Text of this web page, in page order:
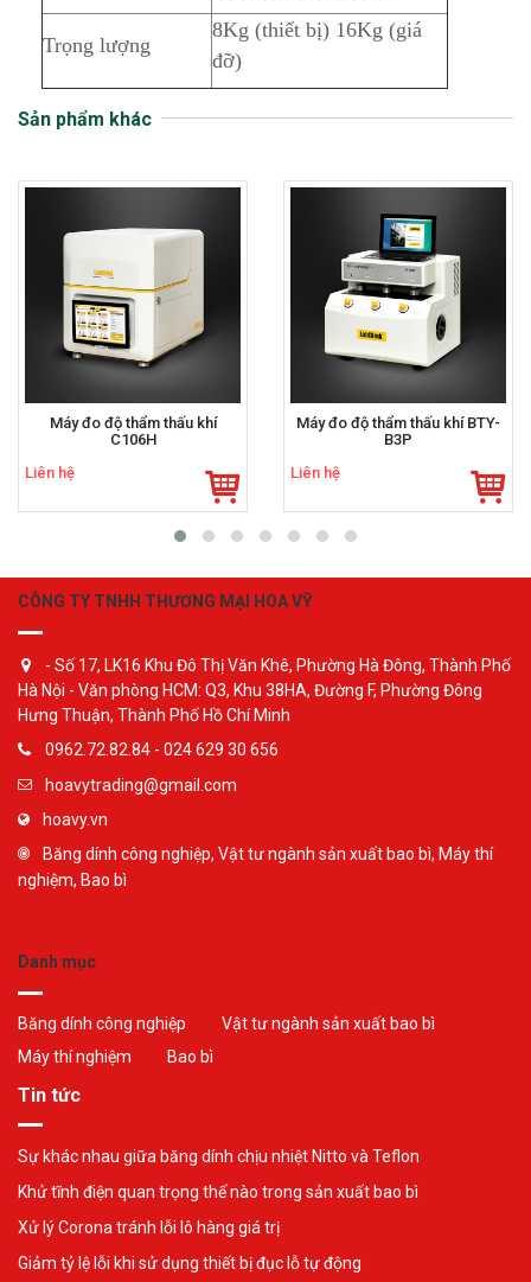
Trọng lượng
8Kg (thiết bị) 16Kg (giá
đỡ)
Sản phẩm khác
Máy đo độ thẩm thấu khí
C106H
Liên hệ
Máy đo độ thẩm thấu khí BTY-
B3P
Liên hệ
CÔNG TY TNHH THƯƠNG MẠI HOA VỸ
- Số 17, LK16 Khu Đô Thị Văn Khê, Phường Hà Đông, Thành Phố
Hà Nội - Văn phòng HCM: Q3, Khu 38HA, Đường F, Phường Đông
Hưng Thuận, Thành Phố Hồ Chí Minh
0962.72.82.84 - 024 629 30 656
hoavytrading@gmail.com
hoavy.vn
Băng dính công nghiệp, Vật tư ngành sản xuất bao bì, Máy thí
nghiệm, Bao bì
Danh mục
Băng dính công nghiệp
Vật tư ngành sản xuất bao bì
Máy thí nghiệm
Bao bì
Tin tức
Sự khác nhau giữa băng dính chịu nhiệt Nitto và Teflon
Khử tĩnh điện quan trọng thế nào trong sản xuất bao bì
Xử lý Corona tránh lỗi lô hàng giá trị
Giảm tỷ lệ lỗi khi sử dụng thiết bị đục lỗ tự động